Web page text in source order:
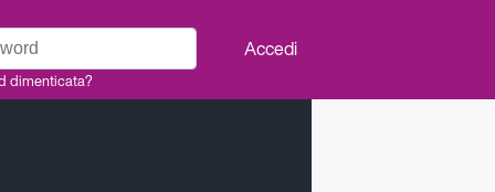
dimenticata?
Accedi